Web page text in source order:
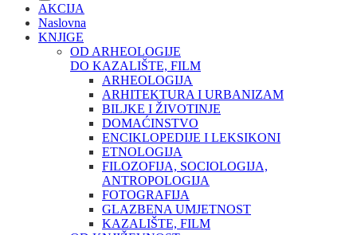
AKCIJA
Naslovna
KNJIGE
OD ARHEOLOGIJE
DO KAZALIŠTE, FILM
ARHEOLOGIJA
ARHITEKTURA I URBANIZAM
BILJKE I ŽIVOTINJE
DOMAĆINSTVO
ENCIKLOPEDIJE I LEKSIKONI
ETNOLOGIJA
FILOZOFIJA, SOCIOLOGIJA,
ANTROPOLOGIJA
FOTOGRAFIJA
GLAZBENA UMJETNOST
KAZALIŠTE, FILM